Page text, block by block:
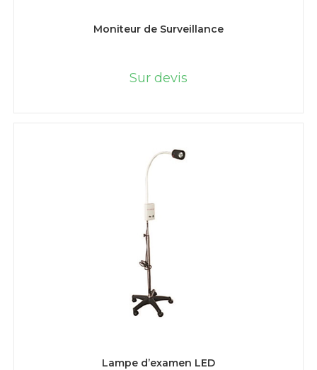
Moniteur de Surveillance
Sur devis
Lampe d’examen LED